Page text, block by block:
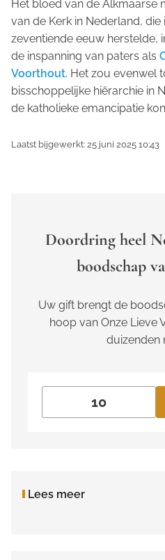
Het bloed van de Alkmaarse
van de Kerk in Nederland,
zeventiende eeuw herstelde,
de inspanning van paters als
Voorthout. Het zou evenwel
bisschoppelijke hiërarchie in
de katholieke emancipatie
Laatst bijgewerkt: 25 juni 2025 10:43
Doordring heel
boodschap
Uw gift brengt de
hoop van Onze Lieve
duizenden
Lees meer